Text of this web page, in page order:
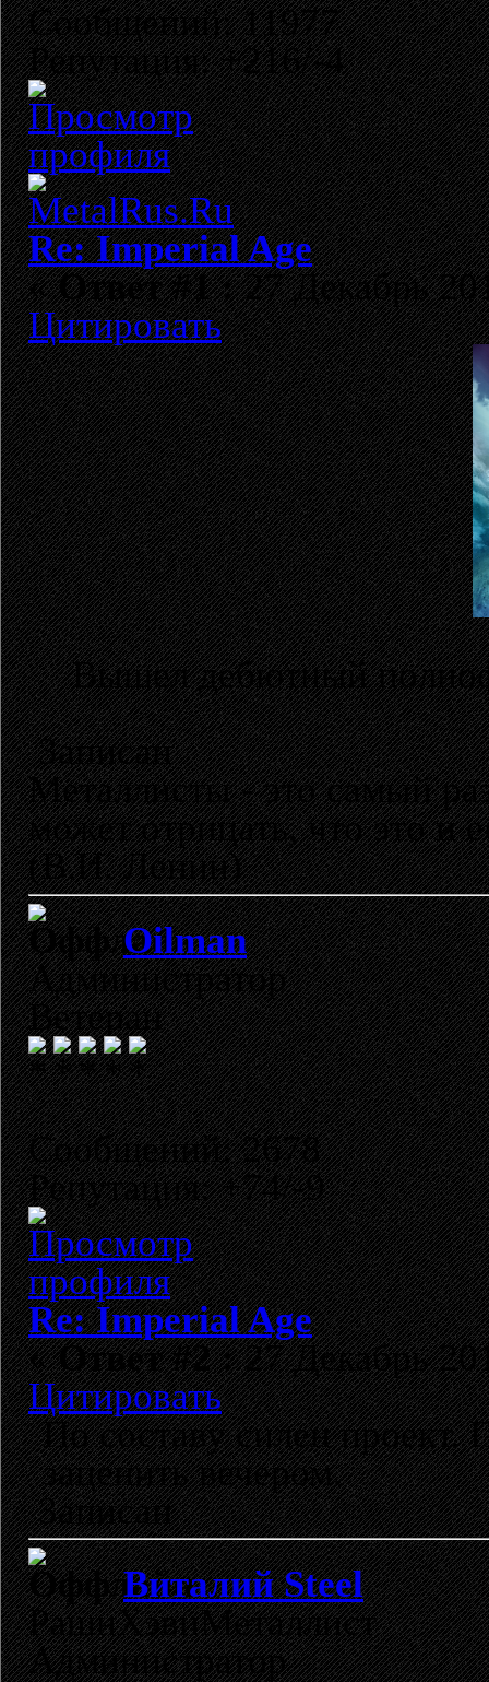
Сообщений: 11977
Репутация: +216/-4
Re: Imperial Age
«Ответ #1 :27 Декабрь
Цитировать
Вышел дебютный
Записан
Металлисты - это самый
может отрицать, что это и
(В.И. Ленин)
Oilman
Администратор
Ветеран
Сообщений: 2678
Репутация: +74/-9
Re: Imperial Age
«Ответ #2 :27 Декабрь
Цитировать
По составу силен
заценить вечером.
Записан
Виталий Steel
РашнХэвиМеталлист
Администратор